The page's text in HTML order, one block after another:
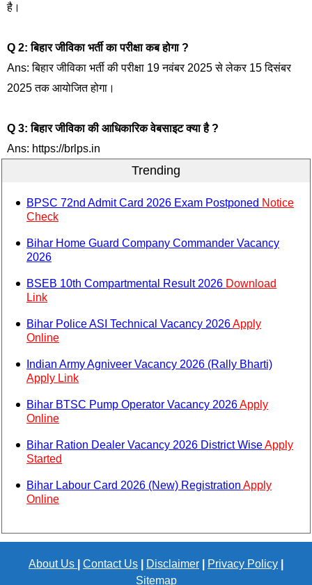
है।
Q 2: बिहार जीविका भर्ती का परीक्षा कब होगा ?
Ans: बिहार जीविका भर्ती की परीक्षा 19 नवंबर 2025 से लेकर 15 दिसंबर
2025 तक आयोजित होगा।
Q 3: बिहार जीविका की आधिकारिक वेबसाइट क्या है ?
Ans: https://brlps.in
Trending
BPSC 72nd Admit Card 2026 Exam Postponed Notice
Check
Bihar Home Guard Company Commander Vacancy
2026
BSEB 10th Compartmental Result 2026 Download
Link
Bihar Police ASI Technical Vacancy 2026Apply
Online
Indian Army Agniveer Vacancy 2026 (Rally Bharti)
Apply Link
Bihar BTSC Pump Operator Vacancy 2026Apply
Online
Bihar Ration Dealer Vacancy 2026 District WiseApply
Started
Bihar Labour Card 2026 (New) Registration Apply
Online
About Us Contact Us Disclaimer Privacy Policy
Sitemap